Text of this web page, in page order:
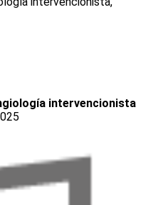
intervencionista